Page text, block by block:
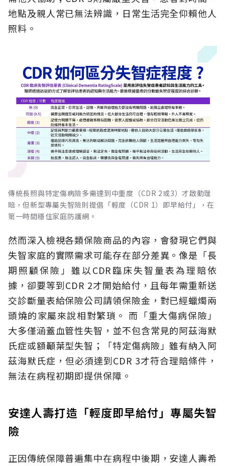
地點及親人常已無法辨識，日常生活完全仰賴他人
照料。
傳統長照與特定傷病險多需達到中重度（CDR 2或3）才啟動理
賠，但新型專屬失智險則提倡「輕度（CDR 1）即早給付」，在
第一時間穩住家庭防護網。
然而深入檢視各類保險商品的內容，會發現它們與
失智家庭的實際需求可能存在部分差異。像是「長
期照顧保險」雖以CDR臨床失智量表為理賠依
據，卻要等到CDR 2才開始給付，且每年需重新送
交診斷量表給保險公司請領保險金，對已經蠟燭兩
頭燒的家屬來說相對繁瑣。 而「重大傷病保險」
大多僅涵蓋血管性失智，並不包含常見的阿茲海默
氏症或額顳葉型失智；「特定傷病險」雖有納入阿
茲海默氏症，但必須達到CDR 3才符合理賠條件，
無法在病程初期即提供保障。
安達人壽打造「輕度即早給付」專屬失智
險
正因傳統保障普遍集中在病程中後期，安達人壽希